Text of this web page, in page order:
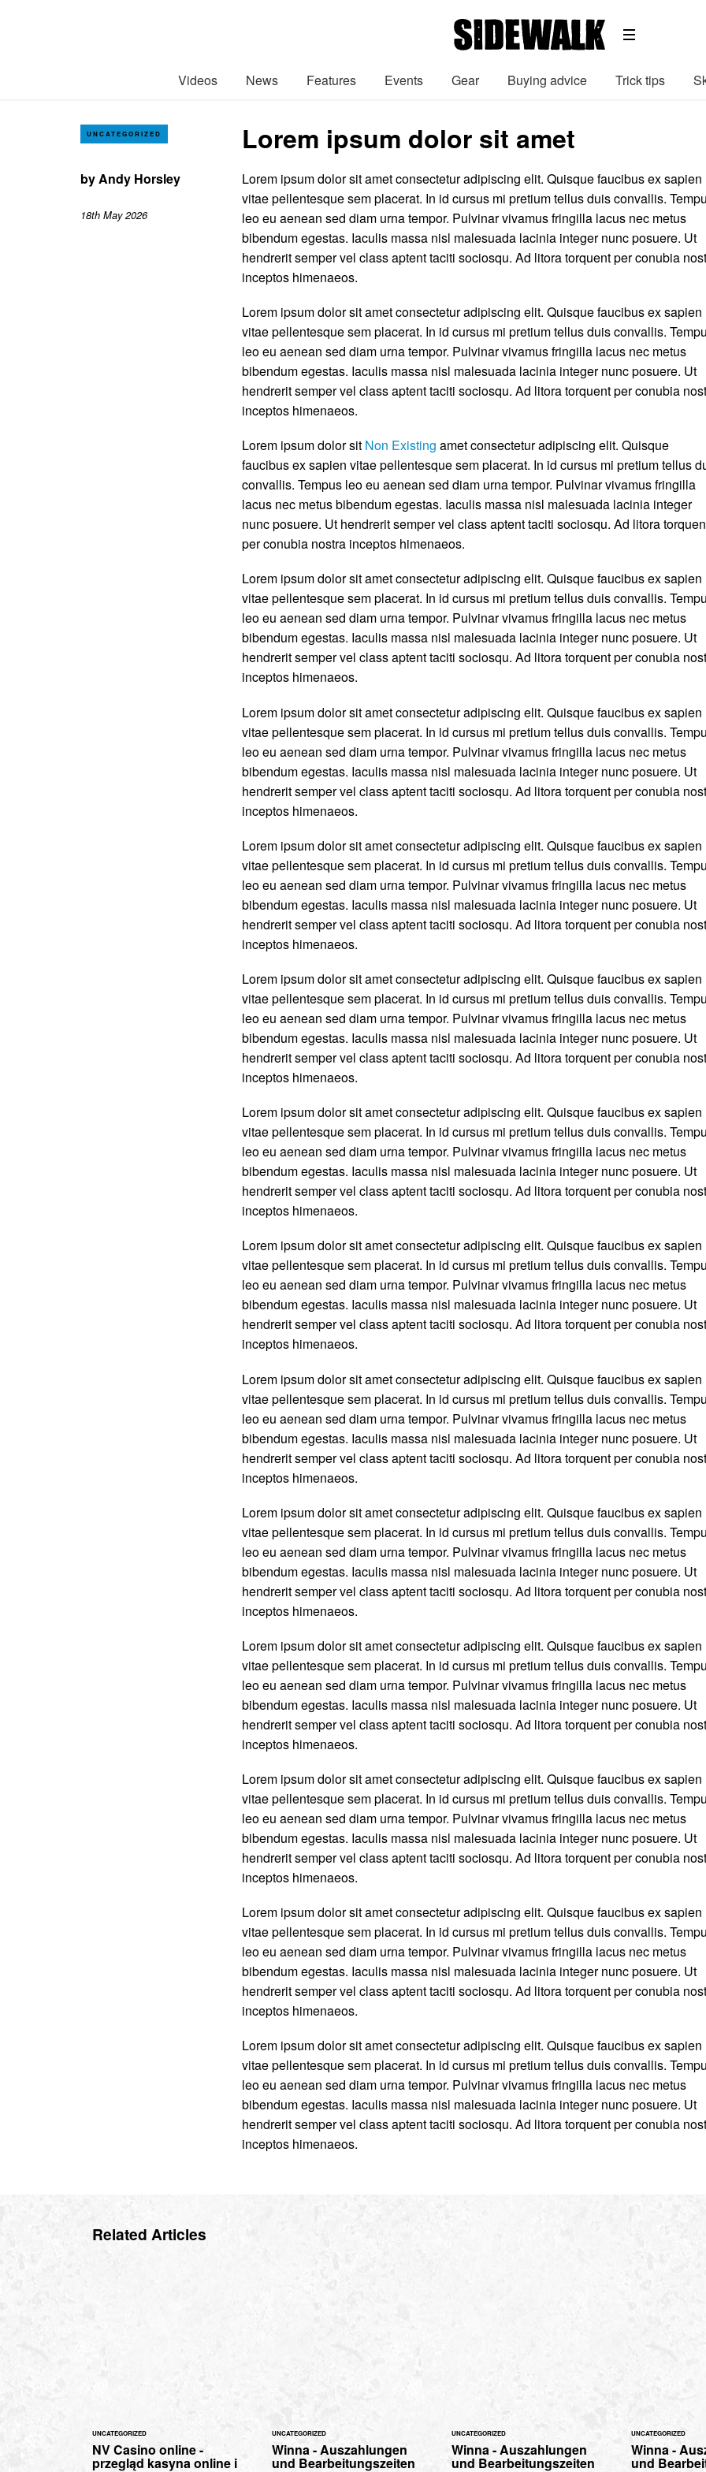
Videos News Features Events Gear Buying advice Trick tips
UNCATEGORIZED Lorem ipsum dolor sit amet
byAndy Horsley
18th May 2026
Lorem ipsum dolor sit amet consectetur adipiscing elit. Quisque faucibus ex sapien
vitae pellentesque sem placerat. In id cursus mi pretium tellus duis convallis.
leo eu aenean sed diam urna tempor. Pulvinar vivamus fringilla lacus nec metus
bibendum egestas. Iaculis massa nisl malesuada lacinia integer nunc posuere. Ut
hendrerit semper vel class aptent taciti sociosqu. Ad litora torquent per conubia
inceptos himenaeos.
Lorem ipsum dolor sit amet consectetur adipiscing elit. Quisque faucibus ex sapien
vitae pellentesque sem placerat. In id cursus mi pretium tellus duis convallis.
leo eu aenean sed diam urna tempor. Pulvinar vivamus fringilla lacus nec metus
bibendum egestas. Iaculis massa nisl malesuada lacinia integer nunc posuere. Ut
hendrerit semper vel class aptent taciti sociosqu. Ad litora torquent per conubia
inceptos himenaeos.
Lorem ipsum dolor sit Non Existing amet consectetur adipiscing elit. Quisque
faucibus ex sapien vitae pellentesque sem placerat. In id cursus mi pretium tellus
convallis. Tempus leo eu aenean sed diam urna tempor. Pulvinar vivamus fringilla
lacus nec metus bibendum egestas. Iaculis massa nisl malesuada lacinia integer
nunc posuere. Ut hendrerit semper vel class aptent taciti sociosqu. Ad litora
per conubia nostra inceptos himenaeos.
Lorem ipsum dolor sit amet consectetur adipiscing elit. Quisque faucibus ex sapien
vitae pellentesque sem placerat. In id cursus mi pretium tellus duis convallis.
leo eu aenean sed diam urna tempor. Pulvinar vivamus fringilla lacus nec metus
bibendum egestas. Iaculis massa nisl malesuada lacinia integer nunc posuere. Ut
hendrerit semper vel class aptent taciti sociosqu. Ad litora torquent per conubia
inceptos himenaeos.
Lorem ipsum dolor sit amet consectetur adipiscing elit. Quisque faucibus ex sapien
vitae pellentesque sem placerat. In id cursus mi pretium tellus duis convallis.
leo eu aenean sed diam urna tempor. Pulvinar vivamus fringilla lacus nec metus
bibendum egestas. Iaculis massa nisl malesuada lacinia integer nunc posuere. Ut
hendrerit semper vel class aptent taciti sociosqu. Ad litora torquent per conubia
inceptos himenaeos.
Lorem ipsum dolor sit amet consectetur adipiscing elit. Quisque faucibus ex sapien
vitae pellentesque sem placerat. In id cursus mi pretium tellus duis convallis.
leo eu aenean sed diam urna tempor. Pulvinar vivamus fringilla lacus nec metus
bibendum egestas. Iaculis massa nisl malesuada lacinia integer nunc posuere. Ut
hendrerit semper vel class aptent taciti sociosqu. Ad litora torquent per conubia
inceptos himenaeos.
Lorem ipsum dolor sit amet consectetur adipiscing elit. Quisque faucibus ex sapien
vitae pellentesque sem placerat. In id cursus mi pretium tellus duis convallis.
leo eu aenean sed diam urna tempor. Pulvinar vivamus fringilla lacus nec metus
bibendum egestas. Iaculis massa nisl malesuada lacinia integer nunc posuere. Ut
hendrerit semper vel class aptent taciti sociosqu. Ad litora torquent per conubia
inceptos himenaeos.
Lorem ipsum dolor sit amet consectetur adipiscing elit. Quisque faucibus ex sapien
vitae pellentesque sem placerat. In id cursus mi pretium tellus duis convallis.
leo eu aenean sed diam urna tempor. Pulvinar vivamus fringilla lacus nec metus
bibendum egestas. Iaculis massa nisl malesuada lacinia integer nunc posuere. Ut
hendrerit semper vel class aptent taciti sociosqu. Ad litora torquent per conubia
inceptos himenaeos.
Lorem ipsum dolor sit amet consectetur adipiscing elit. Quisque faucibus ex sapien
vitae pellentesque sem placerat. In id cursus mi pretium tellus duis convallis.
leo eu aenean sed diam urna tempor. Pulvinar vivamus fringilla lacus nec metus
bibendum egestas. Iaculis massa nisl malesuada lacinia integer nunc posuere. Ut
hendrerit semper vel class aptent taciti sociosqu. Ad litora torquent per conubia
inceptos himenaeos.
Lorem ipsum dolor sit amet consectetur adipiscing elit. Quisque faucibus ex sapien
vitae pellentesque sem placerat. In id cursus mi pretium tellus duis convallis.
leo eu aenean sed diam urna tempor. Pulvinar vivamus fringilla lacus nec metus
bibendum egestas. Iaculis massa nisl malesuada lacinia integer nunc posuere. Ut
hendrerit semper vel class aptent taciti sociosqu. Ad litora torquent per conubia
inceptos himenaeos.
Lorem ipsum dolor sit amet consectetur adipiscing elit. Quisque faucibus ex sapien
vitae pellentesque sem placerat. In id cursus mi pretium tellus duis convallis.
leo eu aenean sed diam urna tempor. Pulvinar vivamus fringilla lacus nec metus
bibendum egestas. Iaculis massa nisl malesuada lacinia integer nunc posuere. Ut
hendrerit semper vel class aptent taciti sociosqu. Ad litora torquent per conubia
inceptos himenaeos.
Lorem ipsum dolor sit amet consectetur adipiscing elit. Quisque faucibus ex sapien
vitae pellentesque sem placerat. In id cursus mi pretium tellus duis convallis.
leo eu aenean sed diam urna tempor. Pulvinar vivamus fringilla lacus nec metus
bibendum egestas. Iaculis massa nisl malesuada lacinia integer nunc posuere. Ut
hendrerit semper vel class aptent taciti sociosqu. Ad litora torquent per conubia
inceptos himenaeos.
Lorem ipsum dolor sit amet consectetur adipiscing elit. Quisque faucibus ex sapien
vitae pellentesque sem placerat. In id cursus mi pretium tellus duis convallis.
leo eu aenean sed diam urna tempor. Pulvinar vivamus fringilla lacus nec metus
bibendum egestas. Iaculis massa nisl malesuada lacinia integer nunc posuere. Ut
hendrerit semper vel class aptent taciti sociosqu. Ad litora torquent per conubia
inceptos himenaeos.
Lorem ipsum dolor sit amet consectetur adipiscing elit. Quisque faucibus ex sapien
vitae pellentesque sem placerat. In id cursus mi pretium tellus duis convallis.
leo eu aenean sed diam urna tempor. Pulvinar vivamus fringilla lacus nec metus
bibendum egestas. Iaculis massa nisl malesuada lacinia integer nunc posuere. Ut
hendrerit semper vel class aptent taciti sociosqu. Ad litora torquent per conubia
inceptos himenaeos.
Lorem ipsum dolor sit amet consectetur adipiscing elit. Quisque faucibus ex sapien
vitae pellentesque sem placerat. In id cursus mi pretium tellus duis convallis.
leo eu aenean sed diam urna tempor. Pulvinar vivamus fringilla lacus nec metus
bibendum egestas. Iaculis massa nisl malesuada lacinia integer nunc posuere. Ut
hendrerit semper vel class aptent taciti sociosqu. Ad litora torquent per conubia
inceptos himenaeos.
Related Articles
UNCATEGORIZED
NV Casino online -
przegląd kasyna online i
UNCATEGORIZED
Winna - Auszahlungen
und Bearbeitungszeiten
UNCATEGORIZED
Winna - Auszahlungen
und Bearbeitungszeiten
UNCATEGORIZED
Winna -
und